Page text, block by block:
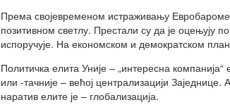
Према својевременом истраживању
позитивном светлу. Престали су да је оцењују
испоручује. На економском и демократском
Политичка елита Уније – „интересна
или -тачније – већој централизацији
наратив елите је – глобализација.